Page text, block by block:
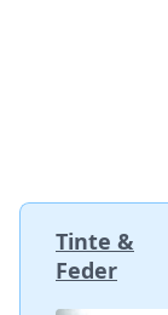
Tinte &
Feder